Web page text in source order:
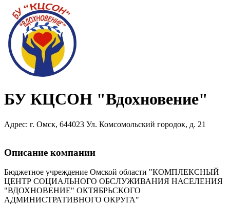
БУ КЦСОН "Вдохновение"
Адрес: г. Омск, 644023 Ул. Комсомольский городок, д. 21
Описание компании
Бюджетное учреждение Омской области "КОМПЛЕКСНЫЙ
ЦЕНТР СОЦИАЛЬНОГО ОБСЛУЖИВАНИЯ НАСЕЛЕНИЯ
"ВДОХНОВЕНИЕ" ОКТЯБРЬСКОГО
АДМИНИСТРАТИВНОГО ОКРУГА"